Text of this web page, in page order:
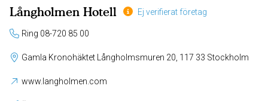
Långholmen Hotell Ej verifierat företag
Ring 08-720 85 00
Gamla Kronohäktet Långholmsmuren 20, 117 33 Stockholm
www.langholmen.com